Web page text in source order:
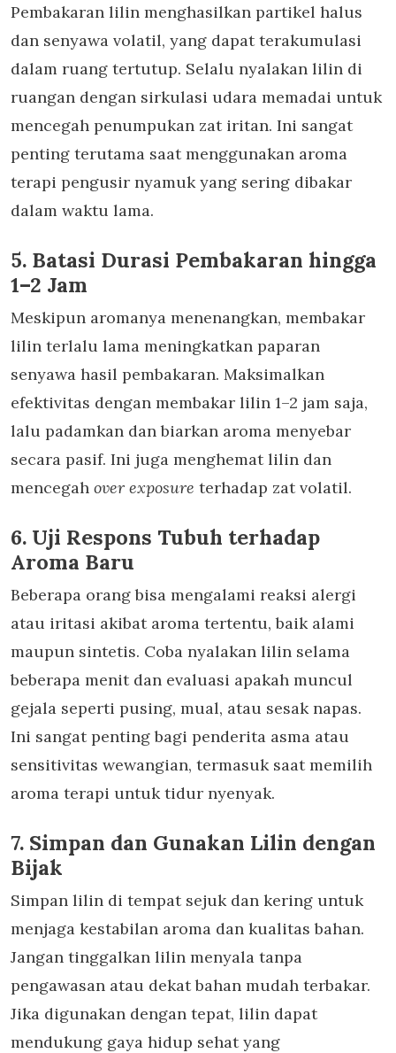
Pembakaran lilin menghasilkan partikel halus
dan senyawa volatil, yang dapat terakumulasi
dalam ruang tertutup. Selalu nyalakan lilin di
ruangan dengan sirkulasi udara memadai untuk
mencegah penumpukan zat iritan. Ini sangat
penting terutama saat menggunakan aroma
terapi pengusir nyamukyang sering dibakar
dalam waktu lama.
5. Batasi Durasi Pembakaran hingga
1–2 Jam
Meskipun aromanya menenangkan, membakar
lilin terlalu lama meningkatkan paparan
senyawa hasil pembakaran. Maksimalkan
efektivitas dengan membakar lilin 1–2 jam saja,
lalu padamkan dan biarkan aroma menyebar
secara pasif. Ini juga menghemat lilin dan
mencegah over exposure terhadap zat volatil.
6. Uji Respons Tubuh terhadap
Aroma Baru
Beberapa orang bisa mengalami reaksi alergi
atau iritasi akibat aroma tertentu, baik alami
maupun sintetis. Coba nyalakan lilin selama
beberapa menit dan evaluasi apakah muncul
gejala seperti pusing, mual, atau sesak napas.
Ini sangat penting bagi penderita asma atau
sensitivitas wewangian, termasuk saat memilih
aroma terapi untuk tidur nyenyak.
7. Simpan dan Gunakan Lilin dengan
Bijak
Simpan lilin di tempat sejuk dan kering untuk
menjaga kestabilan aroma dan kualitas bahan.
Jangan tinggalkan lilin menyala tanpa
pengawasan atau dekat bahan mudah terbakar.
Jika digunakan dengan tepat, lilin dapat
mendukung gaya hidup sehat yang